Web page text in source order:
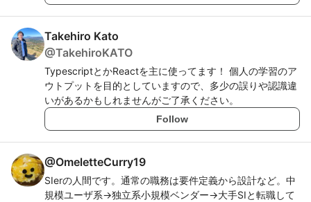
Takehiro Kato
@TakehiroKATO
TypescriptとかReactを主に使ってます！ 個人の学習のア
ウトプットを目的としていますので、多少の誤りや認識違
いがあるかもしれませんがご了承ください。
Follow
@OmeletteCurry19
SIerの人間です。通常の職務は要件定義から設計など。中
規模ユーザ系→独立系小規模ベンダー→大手SIと転職して